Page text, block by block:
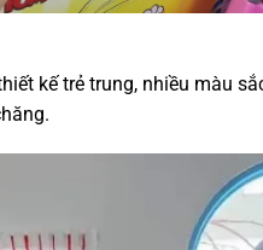
kế trẻ trung, nhiều màu